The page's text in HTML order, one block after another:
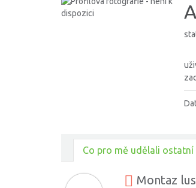
Co pro mě udělali ostatní
Montaz